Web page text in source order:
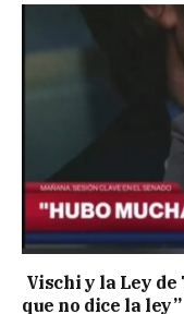
Vischi y la Ley
que no dice la ley”